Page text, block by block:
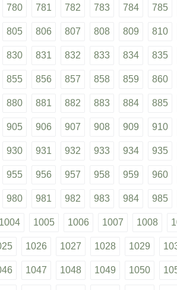
780 781 782 783 784 785
805 806 807 808 809 810
830 831 832 833 834 835
855 856 857 858 859 860
880 881 882 883 884 885
905 906 907 908 909 910
930 931 932 933 934 935
955 956 957 958 959 960
980 981 982 983 984 985
1004 1005 1006 1007 1008
1026 1027 1028 1029
1047 1048 1049 1050